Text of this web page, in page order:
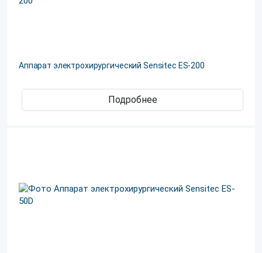
Аппарат электрохирургический Sensitec ES-200
Подробнее